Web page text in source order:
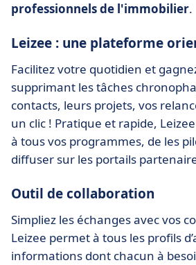
professionnels de l'immobilier.
Leizee : une plateforme
Facilitez votre quotidien et
supprimant les tâches
contacts, leurs projets, vos
un clic ! Pratique et rapide,
à tous vos programmes, de les
diffuser sur les portails
Outil de collaboration
Simpliez les échanges avec vos
Leizee permet à tous les profils
informations dont chacun à